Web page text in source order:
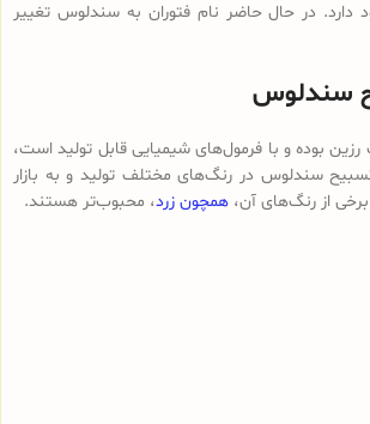
دارد. در حال حاضر نام فتوران به سندلوس تغییر
سندلوس
بوده و با فرمول‌های شیمیایی قابل تولید است،
سندلوس در رنگ‌های مختلف تولید و به بازار
از رنگ‌های آن، همچون زرد، محبوب‌تر هستند.